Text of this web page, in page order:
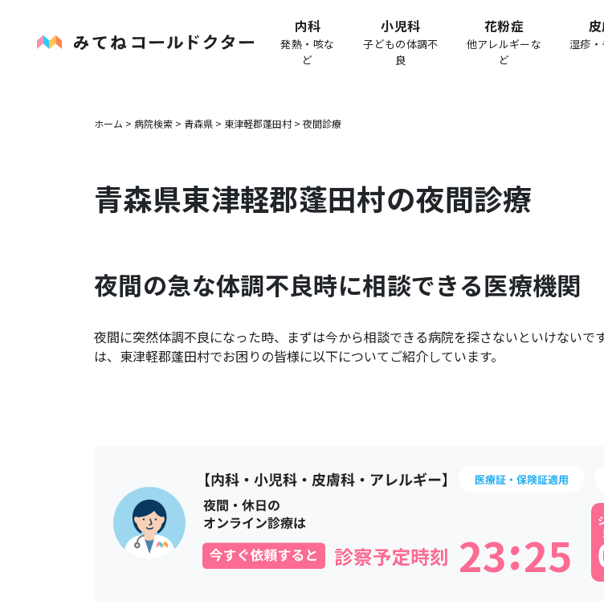
内科
発熱・咳な
ど
小児科
子どもの体調不
良
花粉症
他アレルギーな
ど
湿疹
ホーム > 病院検索 > 青森県 > 東津軽郡蓬田村 > 夜間診療
青森県東津軽郡蓬田村の夜間診療
夜間の急な体調不良時に相談できる医療機関
夜間に突然体調不良になった時、まずは今から相談できる病院を探さないといけないで
は、 東津軽郡蓬田村でお困りの皆様に以下についてご紹介しています。
23 25
: